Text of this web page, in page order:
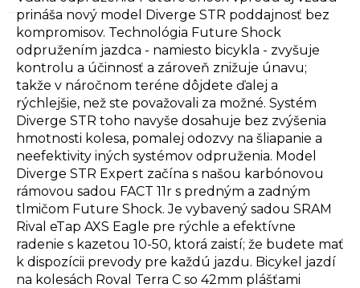
prináša nový model Diverge STR poddajnosť bez
kompromisov. Technológia Future Shock
odpružením jazdca - namiesto bicykla - zvyšuje
kontrolu a účinnosť a zároveň znižuje únavu;
takže v náročnom teréne dôjdete ďalej a
rýchlejšie, než ste považovali za možné. Systém
Diverge STR toho navyše dosahuje bez zvýšenia
hmotnosti kolesa, pomalej odozvy na šliapanie a
neefektivity iných systémov odpruženia. Model
Diverge STR Expert začína s našou karbónovou
rámovou sadou FACT 11r s predným a zadným
tlmičom Future Shock. Je vybavený sadou SRAM
Rival eTap AXS Eagle pre rýchle a efektívne
radenie s kazetou 10-50, ktorá zaistí; že budete mať
k dispozícii prevody pre každú jazdu. Bicykel jazdí
na kolesách Roval Terra C so 42mm plášťami